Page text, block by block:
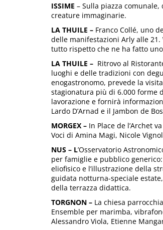
ISSIME – Sulla piazza
creature immaginarie.
LA THUILE – Franco Collé, uno
delle manifestazioni Arly alle
tutto rispetto che ne ha fatto
LA THUILE – Ritrovo al
luoghi e delle tradizioni con
enogastronomo, prevede la
stagionatura più di 6.000 forme
lavorazione e fornirà
Lardo D’Arnad e il Jambon de
MORGEX – In Place de l’Archet
Voci di Amina Magi, Nicole
NUS – L’Osservatorio
per famiglie e pubblico
eliofisico e l’illustrazione della
guidata notturna-speciale
della terrazza didattica.
TORGNON – La chiesa
Ensemble per marimba,
Alessandro Viola, Etienne